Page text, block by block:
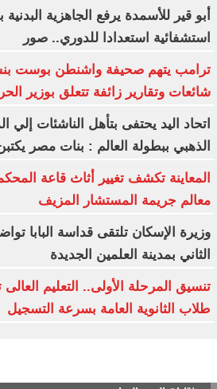
أبو قير للأسمدة يرفع الجاهزية
استشفائية استعدادا للدوري.. صور
ترامب يتهم صحيفة واشنطن بوست
شائعات وتقارير زائفة تتعلق بوزير
اتحاد اليد يحتفى بتأهل الناشئات إلي
الذهبي ببطولة العالم : بنات مصر يكتبن
المعاينة تكشف تغيير أثاث قاعة
معالم جريمة المستشار المزيف
وزيرة الإسكان تلتقى قداسة البابا
الثاني بمدينة العلمين الجديدة
تنسيق المرحلة الأولى.. التعليم
طلاب الثانوية العامة بسرعة التسجيل